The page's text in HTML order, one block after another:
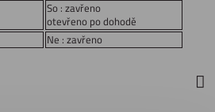
So : zavřeno
otevřeno po dohodě
Ne : zavřeno